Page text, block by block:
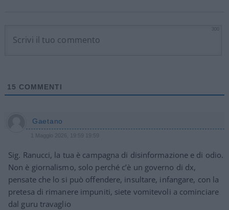
15 COMMENTI
Gaetano
1 Maggio 2026, 19:59 19:59
Sig. Ranucci, la tua è campagna di disinformazione e di odio.
Non è giornalismo, solo perché c’è un governo di dx,
pensate che lo si può offendere, insultare, infangare, con la
pretesa di rimanere impuniti, siete vomitevoli a cominciare
dal guru travaglio